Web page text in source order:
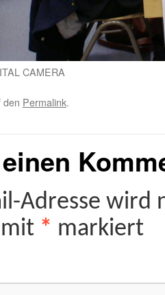
CAMERA
den Permalink.
Adresse
* markiert